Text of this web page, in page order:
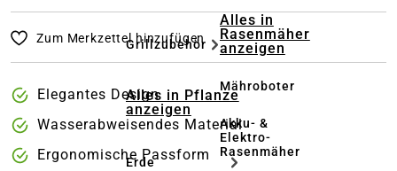
Grillzubehör
Alles in Pflanze
anzeigen
Erde
Alles in
Rasenmäher
anzeigen
Mähroboter
Akku- &
Elektro-
Rasenmäher
Zum Merkzettel hinzufügen
Elegantes Design
Wasserabweisendes Material
Ergonomische Passform